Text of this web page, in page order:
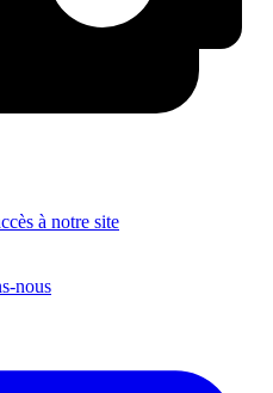
à notre site
nous